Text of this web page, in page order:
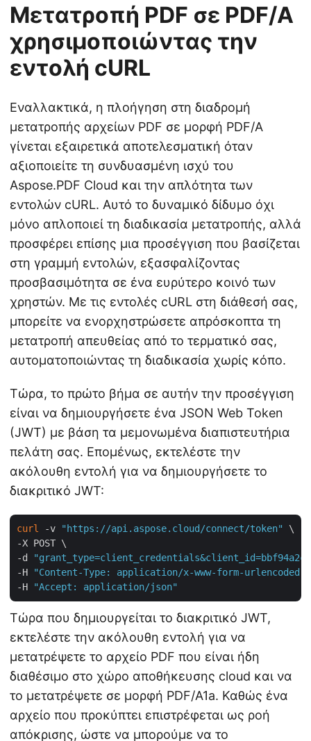
Μετατροπή PDF σε PDF/A
χρησιμοποιώντας την
εντολή cURL
Εναλλακτικά, η πλοήγηση στη διαδρομή
μετατροπής αρχείων PDF σε μορφή PDF/A
γίνεται εξαιρετικά αποτελεσματική όταν
αξιοποιείτε τη συνδυασμένη ισχύ του
Aspose.PDF Cloud και την απλότητα των
εντολών cURL. Αυτό το δυναμικό δίδυμο όχι
μόνο απλοποιεί τη διαδικασία μετατροπής, αλλά
προσφέρει επίσης μια προσέγγιση που βασίζεται
στη γραμμή εντολών, εξασφαλίζοντας
προσβασιμότητα σε ένα ευρύτερο κοινό των
χρηστών. Με τις εντολές cURL στη διάθεσή σας,
μπορείτε να ενορχηστρώσετε απρόσκοπτα τη
μετατροπή απευθείας από το τερματικό σας,
αυτοματοποιώντας τη διαδικασία χωρίς κόπο.
Τώρα, το πρώτο βήμα σε αυτήν την προσέγγιση
είναι να δημιουργήσετε ένα JSON Web Token
(JWT) με βάση τα μεμονωμένα διαπιστευτήρια
πελάτη σας. Επομένως, εκτελέστε την
ακόλουθη εντολή για να δημιουργήσετε το
διακριτικό JWT:
curl -v "https://api.aspose.cloud/connect/token"
\
-X POST \
-d
"grant_type=client_credentials&client_id=bbf94a2c-
-H
"Content-Type: application/x-www-form-urlencoded"
-H
"Accept: application/json"
Τώρα που δημιουργείται το διακριτικό JWT,
εκτελέστε την ακόλουθη εντολή για να
μετατρέψετε το αρχείο PDF που είναι ήδη
διαθέσιμο στο χώρο αποθήκευσης cloud και να
το μετατρέψετε σε μορφή PDF/A1a. Καθώς ένα
αρχείο που προκύπτει επιστρέφεται ως ροή
απόκρισης, ώστε να μπορούμε να το